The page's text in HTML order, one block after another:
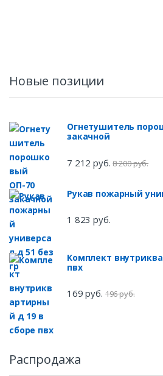
Новые позиции
Огнетушитель
закачной
7 212 руб. 8 200 руб.
Рукав пожарный
1 823 руб.
Комплект
пвх
169 руб. 196 руб.
Распродажа